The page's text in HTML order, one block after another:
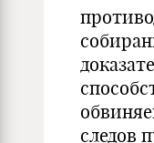
следов